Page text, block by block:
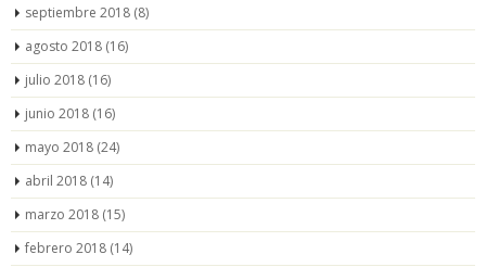
septiembre 2018 (8)
agosto 2018 (16)
julio 2018 (16)
junio 2018 (16)
mayo 2018 (24)
abril 2018 (14)
marzo 2018 (15)
febrero 2018 (14)